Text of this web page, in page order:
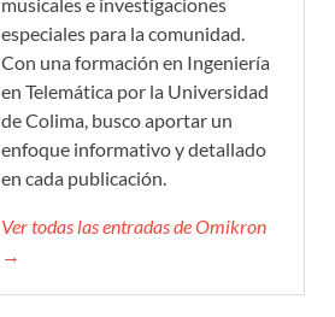
musicales e investigaciones
especiales para la comunidad.
Con una formación en Ingeniería
en Telemática por la Universidad
de Colima, busco aportar un
enfoque informativo y detallado
en cada publicación.
Ver todas las entradas de Omikron
→